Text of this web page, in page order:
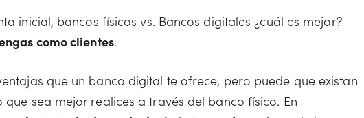
inicial, bancos físicos vs. Bancos digitales ¿cuál es mejor?
como clientes.
que un banco digital te ofrece, pero puede que existan
sea mejor realices a través del banco físico. En